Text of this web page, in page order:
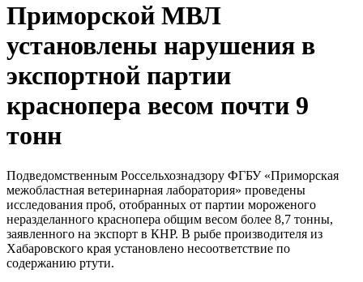
Приморской МВЛ
установлены нарушения в
экспортной партии
краснопера весом почти 9
тонн
Подведомственным Россельхознадзору ФГБУ «Приморская
межобластная ветеринарная лаборатория» проведены
исследования проб, отобранных от партии мороженого
неразделанного краснопера общим весом более 8,7 тонны,
заявленного на экспорт в КНР. В рыбе производителя из
Хабаровского края установлено несоответствие по
содержанию ртути.